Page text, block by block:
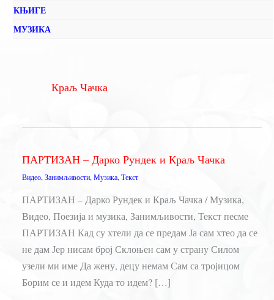
КЊИГЕ
МУЗИКА
Краљ Чачка
ПАРТИЗАН – Дарко Рундек и Краљ Чачка
Видео, Занимљивости, Музика, Текст
ПАРТИЗАН – Дарко Рундек и Краљ Чачка / Музика,
Видео, Поезија и музика, Занимљивости, Текст песме
ПАРТИЗАН Кад су хтели да се предам Ја сам хтео да се
не дам Јер нисам број Склоњен сам у страну Силом
узели ми име Да жену, децу немам Сам са тројицом
Борим се и идем Куда то идем? […]